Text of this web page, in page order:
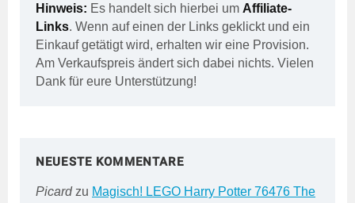
Hinweis: Es handelt sich hierbei um Affiliate-
Links. Wenn auf einen der Links geklickt und ein
Einkauf getätigt wird, erhalten wir eine Provision.
Am Verkaufspreis ändert sich dabei nichts. Vielen
Dank für eure Unterstützung!
NEUESTE KOMMENTARE
Picardzu Magisch! LEGO Harry Potter 76476 The